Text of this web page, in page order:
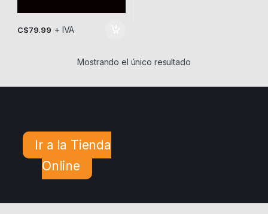
C$79.99 + IVA
Mostrando el único resultado
Ir a la Tienda
Online